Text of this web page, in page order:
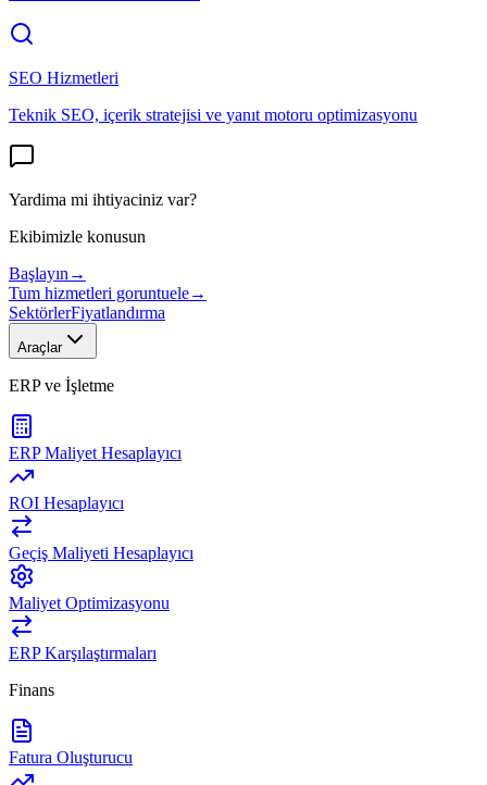
SEO Hizmetleri
Teknik SEO, içerik stratejisi ve yanıt motoru optimizasyonu
Yardima mi ihtiyaciniz var?
Ekibimizle konusun
Başlayın →
Tum hizmetleri goruntuele→
SektörlerFiyatlandırma
Araçlar
ERP ve İşletme
ERP Maliyet Hesaplayıcı
ROI Hesaplayıcı
Geçiş Maliyeti Hesaplayıcı
Maliyet Optimizasyonu
ERP Karşılaştırmaları
Finans
Fatura Oluşturucu